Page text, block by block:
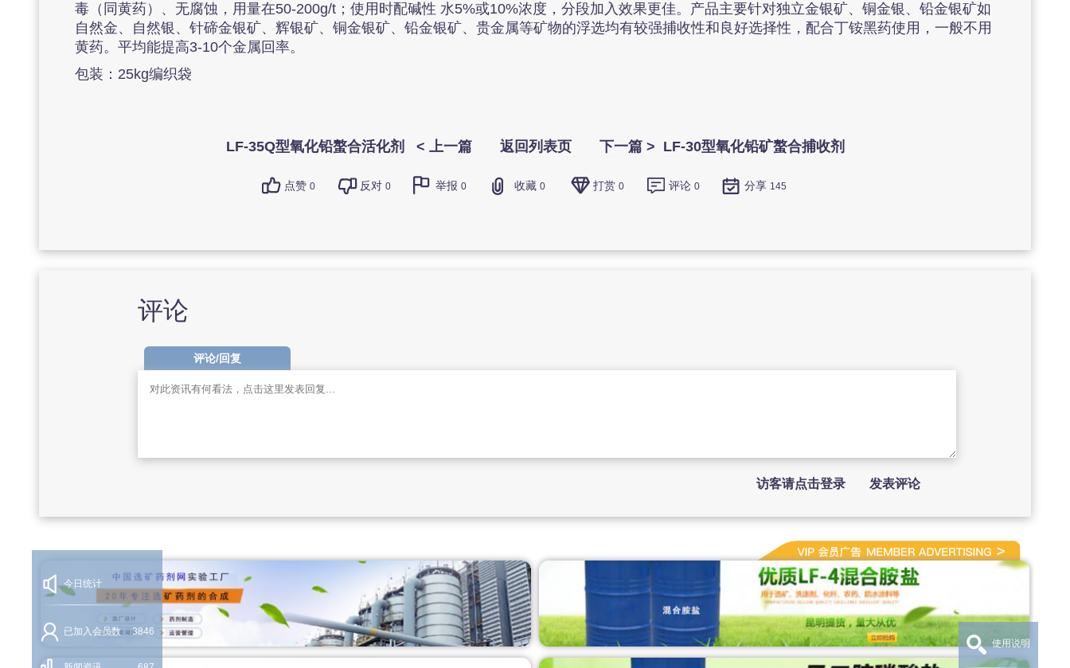
毒（同黄药）、无腐蚀，用量在50-200g/t；使用时配碱性 水5%或10%浓度，分段加入效果更佳。产品主要针对独立金银矿、铜金银、铅金银矿如
自然金、自然银、针碲金银矿、辉银矿、铜金银矿、铅金银矿、贵金属等矿物的浮选均有较强捕收性和良好选择性，配合丁铵黑药使用，一般不用
黄药。平均能提高3-10个金属回率。
包装：25kg编织袋
LF-35Q型氧化铅螯合活化剂 < 上一篇 返回列表页 下一篇 > LF-30型氧化铅矿螯合捕收剂
点赞 0 反对 0 举报 0 收藏 0 打赏 0 评论 0 分享 145
评论
评论/回复
访客请点击登录 发表评论
今日统计
已加入会员数 3846
使用说明